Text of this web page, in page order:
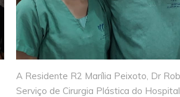
A Residente R2 Marília Peixoto, Dr
Serviço de Cirurgia Plástica do